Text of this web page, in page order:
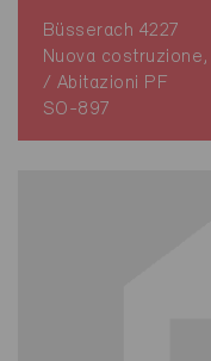
Büsserach 4227
Nuova
/ Abitazioni PF
SO-897